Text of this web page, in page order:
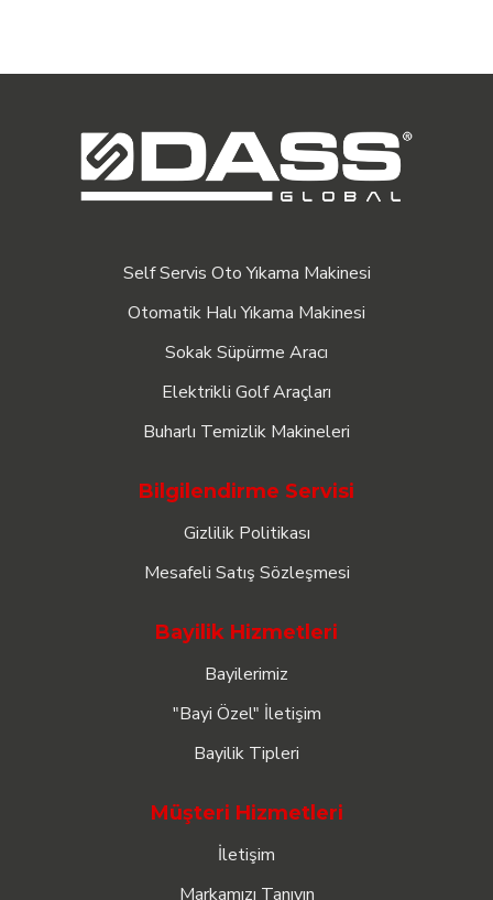
Self Servis Oto Yıkama Makinesi
Otomatik Halı Yıkama Makinesi
Sokak Süpürme Aracı
Elektrikli Golf Araçları
Buharlı Temizlik Makineleri
Bilgilendirme Servisi
Gizlilik Politikası
Mesafeli Satış Sözleşmesi
Bayilik Hizmetleri
Bayilerimiz
"Bayi Özel" İletişim
Bayilik Tipleri
Müşteri Hizmetleri
İletişim
Markamızı Tanıyın